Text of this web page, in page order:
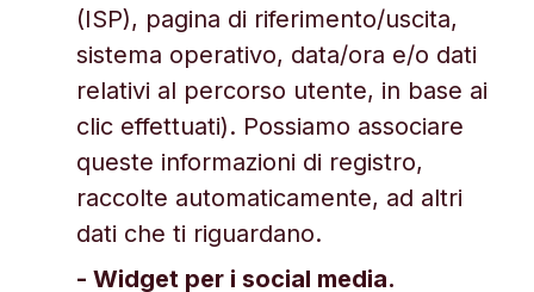
(ISP), pagina di riferimento/uscita,
sistema operativo, data/ora e/o dati
relativi al percorso utente, in base ai
clic effettuati). Possiamo associare
queste informazioni di registro,
raccolte automaticamente, ad altri
dati che ti riguardano.
- Widget per i social media.